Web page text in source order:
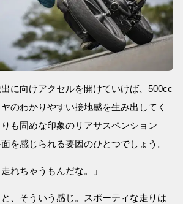
に向けアクセルを開けていけば、500cc
のわかりやすい接地感を生み出してく
も固めな印象のリアサスペンション
を感じられる要因のひとつでしょう。
れちゃうもんだな。」
、そういう感じ。スポーティな走りは